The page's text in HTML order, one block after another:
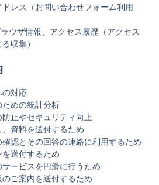
レス（お問い合わせフォーム利用
ウザ情報、アクセス履歴（アクセス
収集）
の対応
めの統計分析
止やセキュリティ向上
資料を送付するため
認とその回答の連絡に利用するため
送付するため
ービスを円滑に行うため
ご案内を送付するため